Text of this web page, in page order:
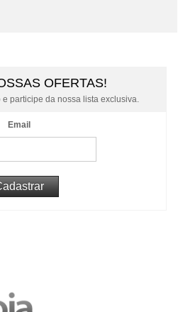
OFERTAS!
participe da nossa lista exclusiva.
Email